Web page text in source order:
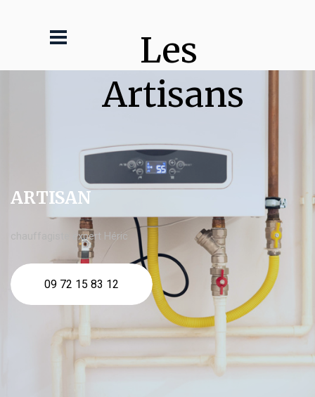
Les
Artisans
ARTISAN
chauffagiste expert Héric
09 72 15 83 12